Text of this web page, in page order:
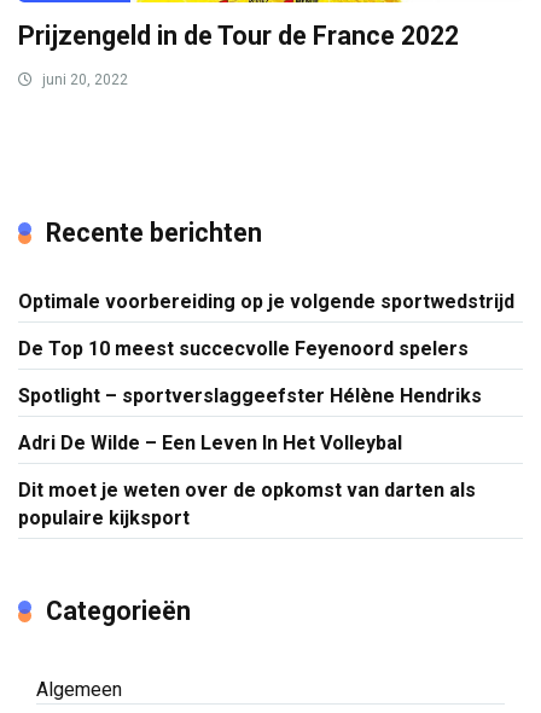
Prijzengeld in de Tour de France 2022
juni 20, 2022
Recente berichten
Optimale voorbereiding op je volgende sportwedstrijd
De Top 10 meest succecvolle Feyenoord spelers
Spotlight – sportverslaggeefster Hélène Hendriks
Adri De Wilde – Een Leven In Het Volleybal
Dit moet je weten over de opkomst van darten als
populaire kijksport
Categorieën
Algemeen